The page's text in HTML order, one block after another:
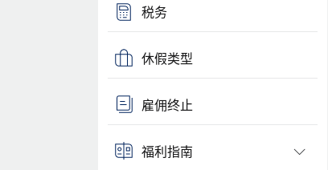
税务
休假类型
雇佣终止
福利指南